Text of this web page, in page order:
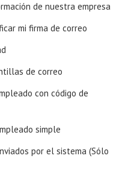
de nuestra empresa
mi firma de correo
de correo
con código de
simple
por el sistema (Sólo